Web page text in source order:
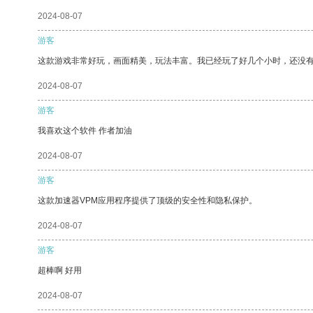
2024-08-07
游客
这款游戏非常好玩，画面精美，玩法丰富。我已经玩了好几个小时，还没
2024-08-07
游客
我喜欢这个软件 作者加油
2024-08-07
游客
这款加速器VPM应用程序提供了顶级的安全性和隐私保护。
2024-08-07
游客
超棒啊 好用
2024-08-07